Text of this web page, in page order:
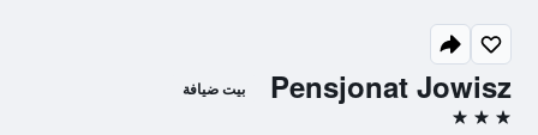
Pensjonat Jowisz بيت ضيافة
3 نجوم